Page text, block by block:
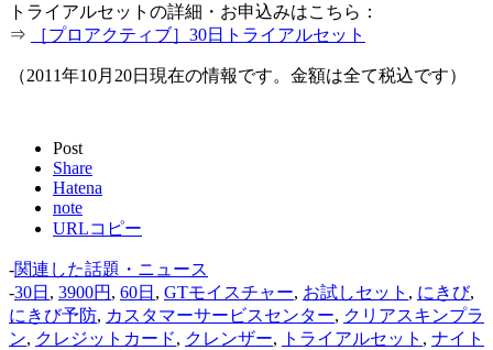
トライアルセットの詳細・お申込みはこちら：
⇒
［プロアクティブ］30日トライアルセット
（2011年10月20日現在の情報です。金額は全て税込です）
Post
Share
Hatena
note
URLコピー
-関連した話題・ニュース
-30日 , 3900円 , 60日 , GTモイスチャー, お試しセット , にきび,
にきび予防, カスタマーサービスセンター, クリアスキンプラ
ン, クレジットカード, クレンザー, トライアルセット , ナイト